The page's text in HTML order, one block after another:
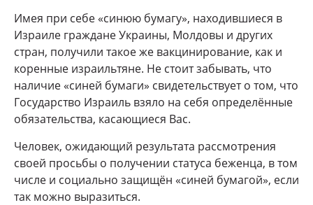
Имея при себе «синюю бумагу», находившиеся в
Израиле граждане Украины, Молдовы и других
стран, получили такое же вакцинирование, как и
коренные израильтяне. Не стоит забывать, что
наличие «синей бумаги» свидетельствует о том, что
Государство Израиль взяло на себя определённые
обязательства, касающиеся Вас.
Человек, ожидающий результата рассмотрения
своей просьбы о получении статуса беженца, в том
числе и социально защищён «синей бумагой», если
так можно выразиться.